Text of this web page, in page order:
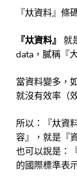
『夶資料』條
『夶資料』 就
data，膩稱『
當資料變多，
就沒有效率（
所以：『夶資
容』，就是『
也可以說是：
的國際標準表